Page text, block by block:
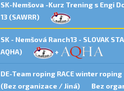
SK-Nemšova -Kurz Trening s Engi
13 (SAWRR)
SK - Nemšová Ranch13 - SLOVAK
AQHA)
+
DE-Team roping RACE winter
(Bez organizace / Jiná)
Bez